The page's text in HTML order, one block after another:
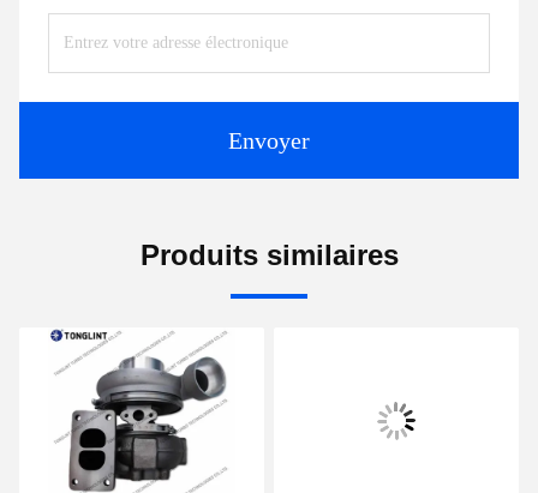
Envoyer
Produits similaires